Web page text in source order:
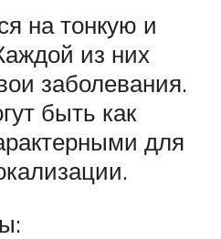
на тонкую и
из них
заболевания.
быть как
для